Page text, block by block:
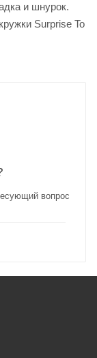
и шнурок.
Surprise To
вопрос